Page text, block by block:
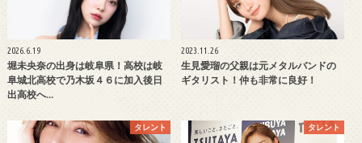
2026.6.19
堀未央奈の出身は岐阜県！高校は岐
阜城北高校で乃木坂４６に加入後日
出高校へ…
2023.11.26
生見愛瑠の父親は元メタルバンドの
ギタリスト！仲も非常に良好！
タレント タレント